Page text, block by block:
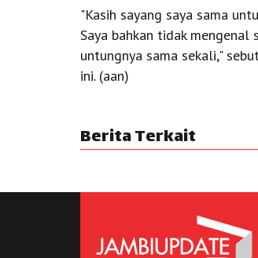
"Kasih sayang saya sama
Saya bahkan tidak mengenal
untungnya sama sekali,"
ini. (aan)
Berita Terkait